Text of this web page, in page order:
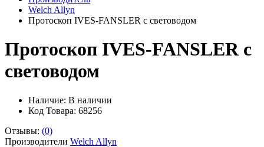
Welch Allyn
Протоскоп IVES-FANSLER с световодом
Протоскоп IVES-FANSLER с
световодом
Наличие: В наличии
Код Товара: 68256
Отзывы: (0)
Производители Welch Allyn